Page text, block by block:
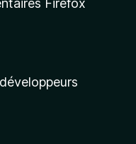
Firefox